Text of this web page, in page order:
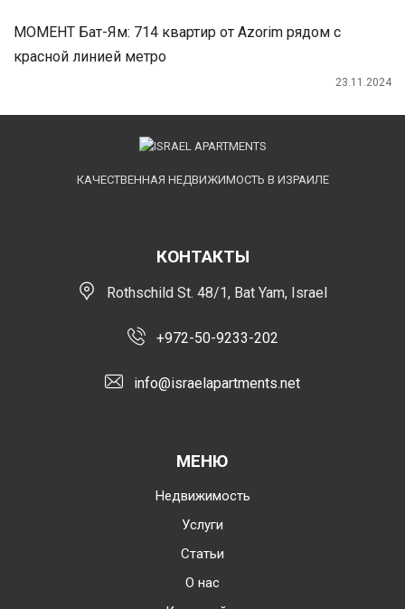
МОМЕНТ Бат-Ям: 714 квартир от Azorim рядом с
красной линией метро
23.11.2024
КАЧЕСТВЕННАЯ НЕДВИЖИМОСТЬ В ИЗРАИЛЕ
КОНТАКТЫ
Rothschild St. 48/1, Bat Yam, Israel
+972-50-9233-202
info@israelapartments.net
МЕНЮ
Недвижимость
Услуги
Статьи
О нас